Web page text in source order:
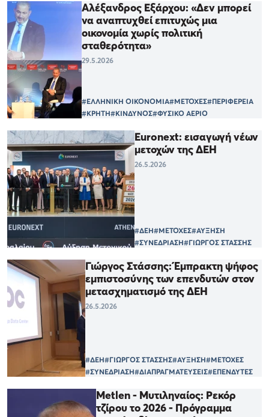
Αλέξανδρος Εξάρχου: «Δεν μπορεί
να αναπτυχθεί επιτυχώς μια
οικονομία χωρίς πολιτική
σταθερότητα»
29.5.2026
#ΕΛΛΗΝΙΚΗ ΟΙΚΟΝΟΜΙΑ#ΜΕΤΟΧΕΣ#ΠΕΡΙΦΕΡΕΙΑ
#ΚΡΗΤΗ#ΚΙΝΔΥΝΟΣ#ΦΥΣΙΚΟ ΑΕΡΙΟ
Euronext: εισαγωγή νέων
μετοχών της ΔΕΗ
26.5.2026
#ΔΕΗ#ΜΕΤΟΧΕΣ#ΑΥΞΗΣΗ
#ΣΥΝΕΔΡΙΑΣΗ#ΓΙΩΡΓΟΣ ΣΤΑΣΣΗΣ
Γιώργος Στάσσης: Έμπρακτη ψήφος
εμπιστοσύνης των επενδυτών στον
μετασχηματισμό της ΔΕΗ
26.5.2026
#ΔΕΗ#ΓΙΩΡΓΟΣ ΣΤΑΣΣΗΣ#ΑΥΞΗΣΗ#ΜΕΤΟΧΕΣ
#ΣΥΝΕΔΡΙΑΣΗ#ΔΙΑΠΡΑΓΜΑΤΕΥΣΕΙΣ#ΕΠΕΝΔΥΤΕΣ
Metlen - Μυτιληναίος: Ρεκόρ
τζίρου το 2026 - Πρόγραμμα